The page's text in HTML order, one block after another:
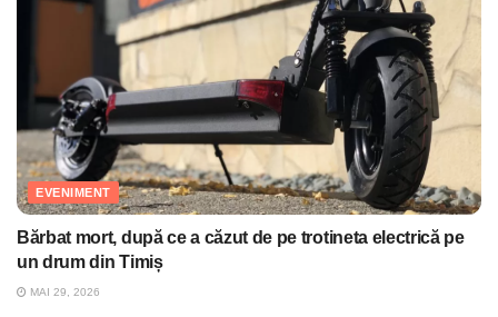
EVENIMENT
Bărbat mort, după ce a căzut de pe trotineta electrică pe
un drum din Timiș
MAI 29, 2026